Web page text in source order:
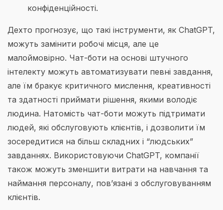
конфіденційності.
Дехто прогнозує, що такі інструменти, як ChatGPT,
можуть замінити робочі місця, але це
малоймовірно. Чат-боти на основі штучного
інтелекту можуть автоматизувати певні завдання,
але їм бракує критичного мислення, креативності
та здатності приймати рішення, якими володіє
людина. Натомість чат-боти можуть підтримати
людей, які обслуговують клієнтів, і дозволити їм
зосередитися на більш складних і “людських”
завданнях. Використовуючи ChatGPT, компанії
також можуть зменшити витрати на навчання та
наймання персоналу, пов’язані з обслуговуванням
клієнтів.